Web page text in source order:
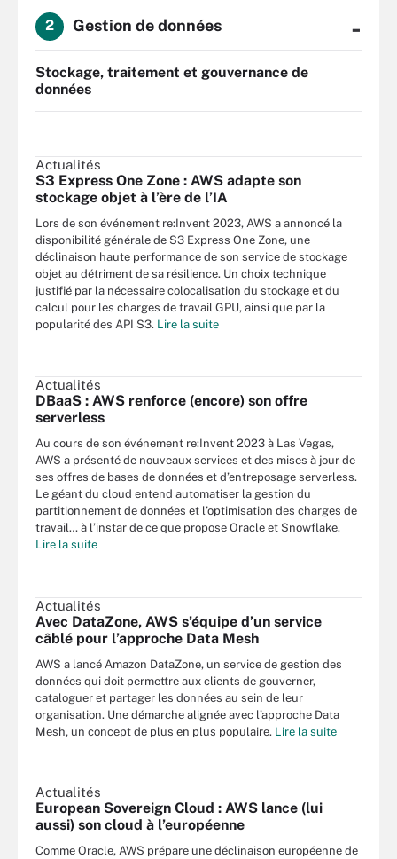
2 Gestion de données -
Stockage, traitement et gouvernance de
données
Actualités
S3 Express One Zone : AWS adapte son
stockage objet à l’ère de l’IA
Lors de son événement re:Invent 2023, AWS a annoncé la
disponibilité générale de S3 Express One Zone, une
déclinaison haute performance de son service de stockage
objet au détriment de sa résilience. Un choix technique
justifié par la nécessaire colocalisation du stockage et du
calcul pour les charges de travail GPU, ainsi que par la
popularité des API S3. Lire la suite
Actualités
DBaaS : AWS renforce (encore) son offre
serverless
Au cours de son événement re:Invent 2023 à Las Vegas,
AWS a présenté de nouveaux services et des mises à jour de
ses offres de bases de données et d’entreposage serverless.
Le géant du cloud entend automatiser la gestion du
partitionnement de données et l’optimisation des charges de
travail… à l’instar de ce que propose Oracle et Snowflake.
Lire la suite
Actualités
Avec DataZone, AWS s’équipe d’un service
câblé pour l’approche Data Mesh
AWS a lancé Amazon DataZone, un service de gestion des
données qui doit permettre aux clients de gouverner,
cataloguer et partager les données au sein de leur
organisation. Une démarche alignée avec l’approche Data
Mesh, un concept de plus en plus populaire. Lire la suite
Actualités
European Sovereign Cloud : AWS lance (lui
aussi) son cloud à l’européenne
Comme Oracle, AWS prépare une déclinaison européenne de